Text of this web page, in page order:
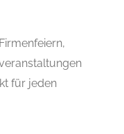
für jeden